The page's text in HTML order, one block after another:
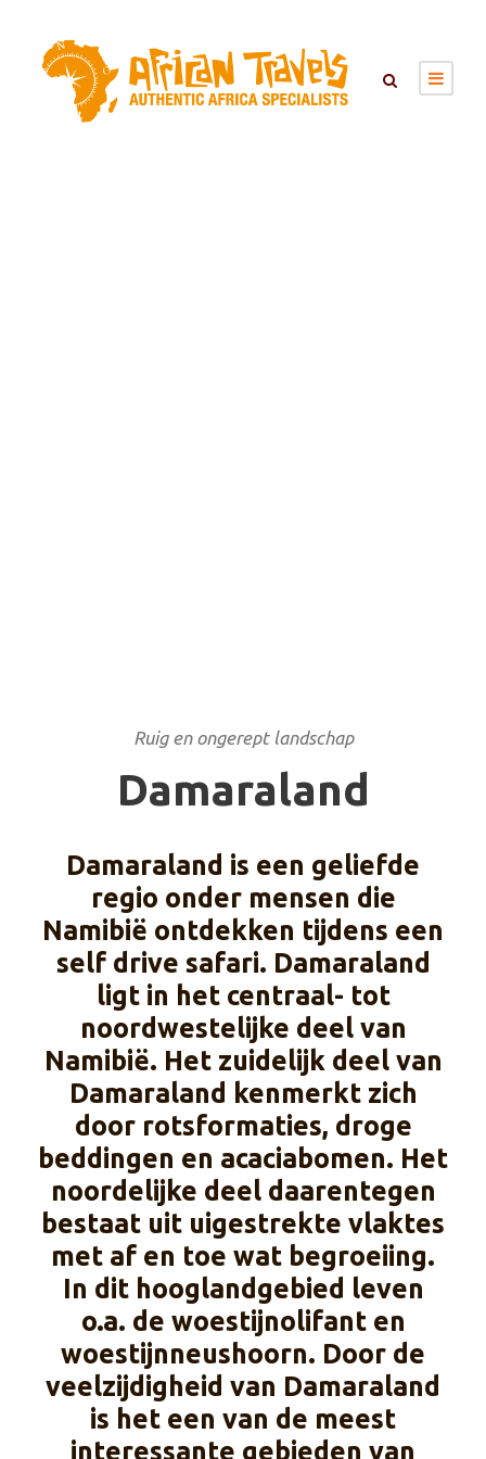
Ruig en ongerept landschap
Damaraland
Damaraland is een geliefde
regio onder mensen die
Namibië ontdekken tijdens een
self drive safari. Damaraland
ligt in het centraal- tot
noordwestelijke deel van
Namibië. Het zuidelijk deel van
Damaraland kenmerkt zich
door rotsformaties, droge
beddingen en acaciabomen. Het
noordelijke deel daarentegen
bestaat uit uigestrekte vlaktes
met af en toe wat begroeiing.
In dit hooglandgebied leven
o.a. de woestijnolifant en
woestijnneushoorn. Door de
veelzijdigheid van Damaraland
is het een van de meest
interessante gebieden van